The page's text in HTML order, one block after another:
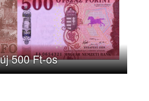
500 Ft-os